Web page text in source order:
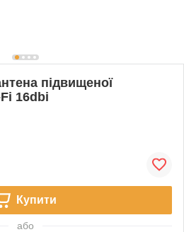
підвищеної
16dbi
Купити
або